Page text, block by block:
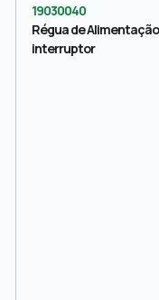
19030040
Régua de
interruptor